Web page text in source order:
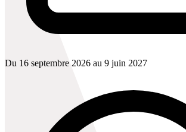
Du 16 septembre 2026 au 9 juin 2027